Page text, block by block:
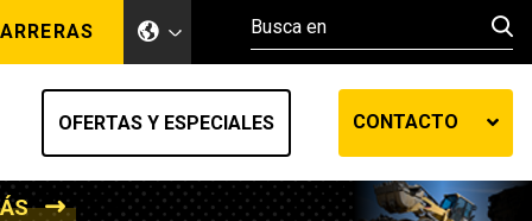
OFERTAS Y ESPECIALES CONTACTO